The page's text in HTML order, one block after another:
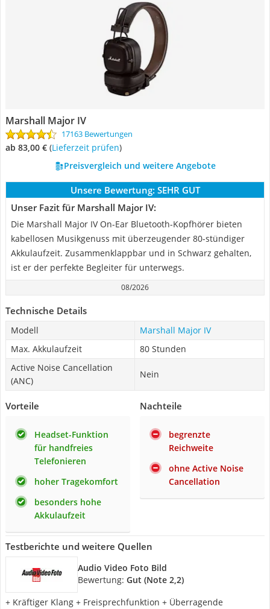
Marshall Major IV
17163 Bewertungen
ab 83,00 € (Lieferzeit prüfen)
Preisvergleich und weitere Angebote
Unsere Bewertung: SEHR GUT
Unser Fazit für Marshall Major IV:
Die Marshall Major IV On-Ear Bluetooth-Kopfhörer bieten
kabellosen Musikgenuss mit überzeugender 80-stündiger
Akkulaufzeit. Zusammenklappbar und in Schwarz gehalten,
ist er der perfekte Begleiter für unterwegs.
08/2026
Technische Details
Modell
Marshall Major IV
Max. Akkulaufzeit
80 Stunden
Active Noise Cancellation
(ANC)
Nein
Vorteile
Headset-Funktion
für handfreies
Telefonieren
hoher Tragekomfort
besonders hohe
Akkulaufzeit
Nachteile
begrenzte
Reichweite
ohne Active Noise
Cancellation
Testberichte und weitere Quellen
Audio Video Foto Bild
Bewertung: Gut (Note 2,2)
+ Kräftiger Klang + Freisprechfunktion + Überragende